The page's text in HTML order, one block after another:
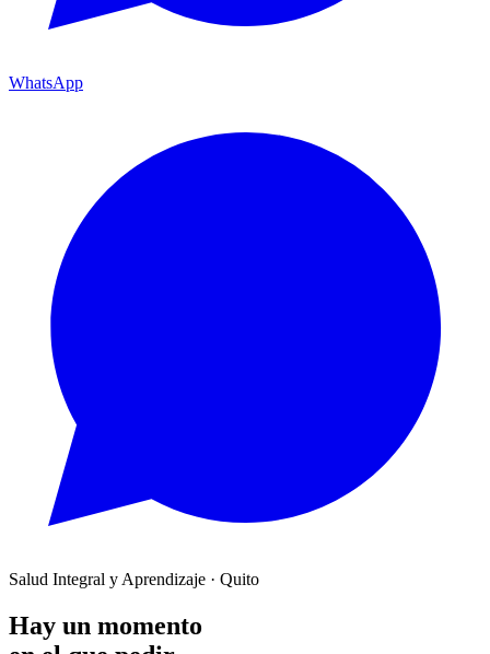
WhatsApp
Salud Integral y Aprendizaje · Quito
Hay un momento